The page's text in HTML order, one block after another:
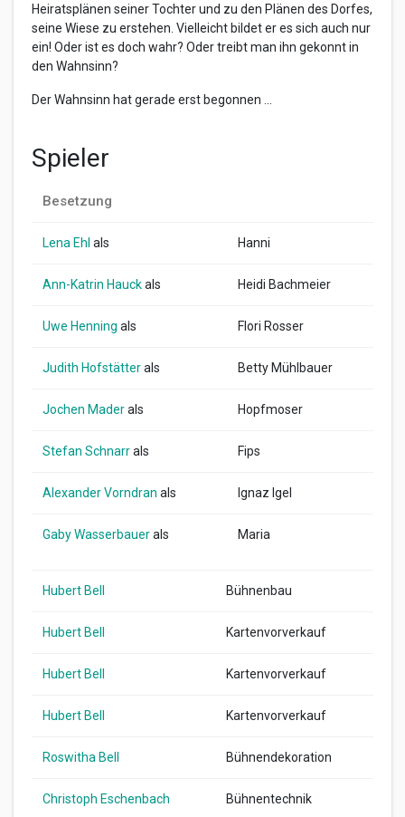
Heiratsplänen seiner Tochter und zu den Plänen des Dorfes,
seine Wiese zu erstehen. Vielleicht bildet er es sich auch nur
ein! Oder ist es doch wahr? Oder treibt man ihn gekonnt in
den Wahnsinn?
Der Wahnsinn hat gerade erst begonnen …
Spieler
Besetzung
Lena Ehl als Hanni
Ann-Katrin Hauckals Heidi Bachmeier
Uwe Henning als Flori Rosser
Judith Hofstätterals Betty Mühlbauer
Jochen Maderals Hopfmoser
Stefan Schnarrals Fips
Alexander Vorndran als Ignaz Igel
Gaby Wasserbauerals Maria
Hubert Bell Bühnenbau
Hubert Bell Kartenvorverkauf
Hubert Bell Kartenvorverkauf
Hubert Bell Kartenvorverkauf
Roswitha Bell Bühnendekoration
Christoph Eschenbach Bühnentechnik